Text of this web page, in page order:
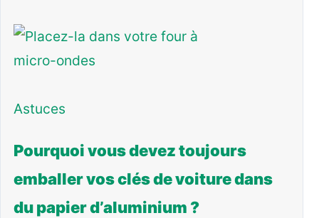
Astuces
Pourquoi vous devez toujours
emballer vos clés de voiture dans
du papier d’aluminium ?